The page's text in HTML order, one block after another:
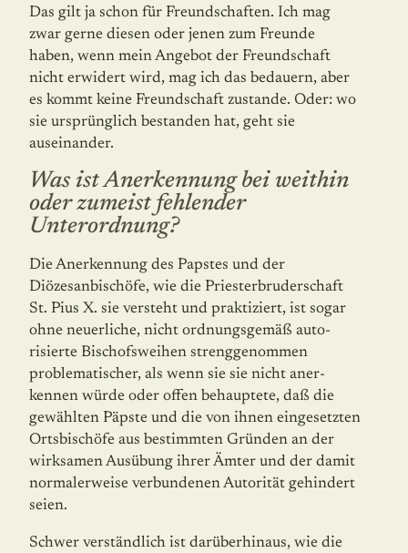
Das gilt ja schon für Freundschaften. Ich mag
zwar gerne diesen oder jenen zum Freunde
haben, wenn mein Angebot der Freundschaft
nicht erwidert wird, mag ich das bedauern, aber
es kommt keine Freundschaft zustande. Oder: wo
sie ur­sprüng­lich bestanden hat, geht sie
auseinander.
Was ist Anerkennung bei weithin
oder zumeist fehlender
Unterordnung?
Die Anerkennung des Papstes und der
Diözesanbischöfe, wie die Priesterbruderschaft
St. Pius X. sie versteht und praktiziert, ist sogar
ohne neuerliche, nicht ordnungsgemäß auto­
risierte Bischofsweihen strenggenommen
problematischer, als wenn sie sie nicht aner­
kennen würde oder offen behauptete, daß die
gewählten Päpste und die von ihnen eingesetzten
Ortsbischöfe aus bestimmten Gründen an der
wirksamen Ausübung ihrer Ämter und der damit
normalerweise verbundenen Autorität gehindert
seien.
Schwer verständlich ist darüberhinaus, wie die